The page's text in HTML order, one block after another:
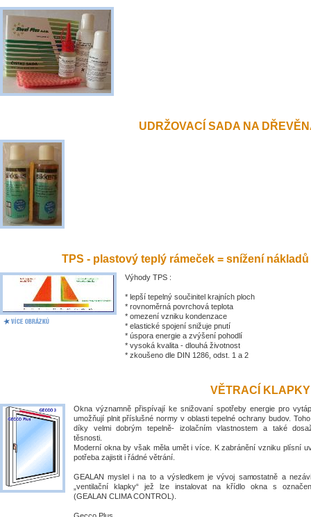
UDRŽOVACÍ SADA NA
TPS - plastový teplý rámeček = snížení
Výhody TPS :
* lepší tepelný součinitel krajních ploch
* rovnoměrná povrchová teplota
* omezení vzniku kondenzace
* elastické spojení snižuje pnutí
* úspora energie a zvýšení pohodlí
* vysoká kvalita - dlouhá životnost
* zkoušeno dle DIN 1286, odst. 1 a 2
VĚTRACÍ
Okna významně přispívají ke snižovaní spotřeby energie pro
umožňují plnit příslušné normy v oblasti tepelné ochrany budov.
díky velmi dobrým tepelně- izolačním vlastnostem a také
těsnosti.
Moderní okna by však měla umět i více. K zabránění vzniku plísní
potřeba zajistit i řádné větrání.
GEALAN myslel i na to a výsledkem je vývoj samostatně a
„ventilační klapky“ jež lze instalovat na křídlo okna s
(GEALAN CLIMA CONTROL).